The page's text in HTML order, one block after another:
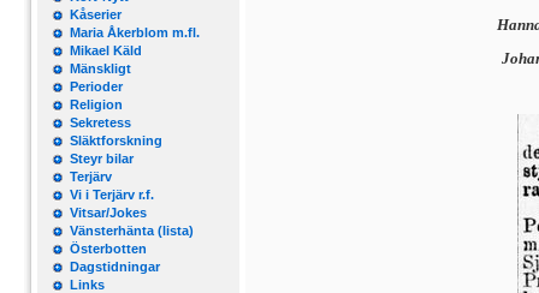
Kåserier
Maria Åkerblom m.fl.
Mikael Käld
Mänskligt
Perioder
Religion
Sekretess
Släktforskning
Steyr bilar
Terjärv
Vi i Terjärv r.f.
Vitsar/Jokes
Vänsterhänta (lista)
Österbotten
Dagstidningar
Links